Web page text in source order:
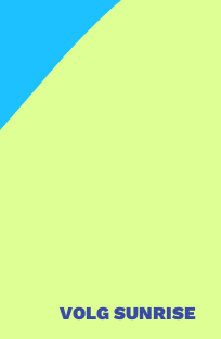
VOLG SUNRISE